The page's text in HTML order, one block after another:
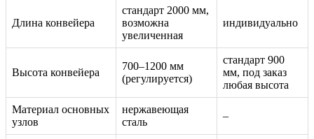
Длина конвейера
стандарт 2000 мм,
возможна
увеличенная
индивидуально
Высота конвейера
700–1200 мм
(регулируется)
стандарт 900
мм, под заказ
любая высота
Материал основных
узлов
нержавеющая
сталь
–